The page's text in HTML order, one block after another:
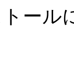
ール